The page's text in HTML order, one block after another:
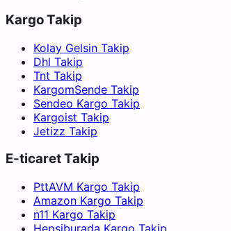
Kargo Takip
Kolay Gelsin Takip
Dhl Takip
Tnt Takip
KargomSende Takip
Sendeo Kargo Takip
Kargoist Takip
Jetizz Takip
E-ticaret Takip
PttAVM Kargo Takip
Amazon Kargo Takip
n11 Kargo Takip